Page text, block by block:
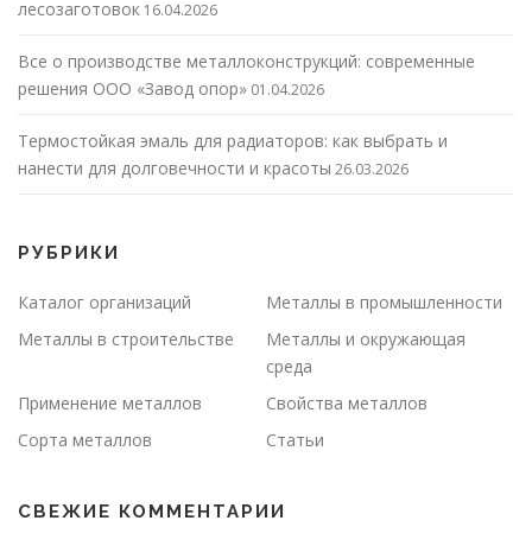
лесозаготовок 16.04.2026
Все о производстве металлоконструкций: современные
решения ООО «Завод опор» 01.04.2026
Термостойкая эмаль для радиаторов: как выбрать и
нанести для долговечности и красоты 26.03.2026
РУБРИКИ
Каталог организаций
Металлы в промышленности
Металлы в строительстве
Металлы и окружающая
среда
Применение металлов
Свойства металлов
Сорта металлов
Статьи
СВЕЖИЕ КОММЕНТАРИИ